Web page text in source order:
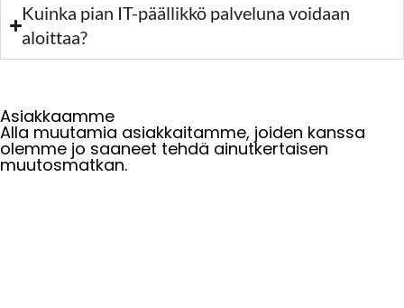
Kuinka pian IT-päällikkö palveluna voidaan
aloittaa?
Asiakkaamme
Alla muutamia asiakkaitamme, joiden kanssa
olemme jo saaneet tehdä ainutkertaisen
muutosmatkan.